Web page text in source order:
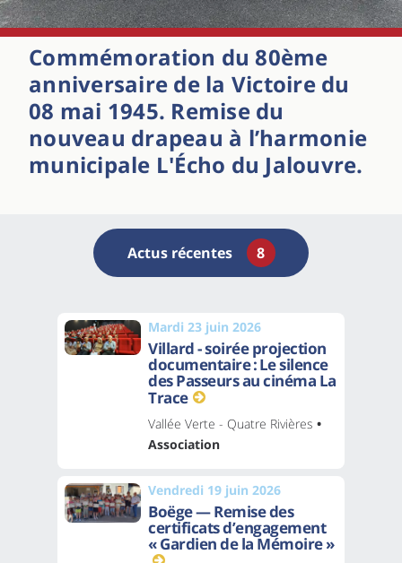
Commémoration du 80ème
anniversaire de la Victoire du
08 mai 1945. Remise du
nouveau drapeau à l’harmonie
municipale L'Écho du Jalouvre.
Actus récentes 8
Mardi 23 juin 2026
Villard - soirée projection
documentaire : Le silence
des Passeurs au cinéma La
Trace
Vallée Verte - Quatre Rivières •
Association
Vendredi 19 juin 2026
Boëge — Remise des
certificats d’engagement
« Gardien de la Mémoire »